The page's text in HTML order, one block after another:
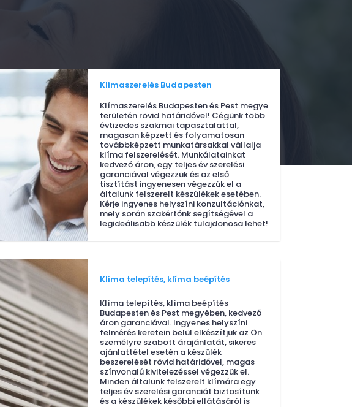
Klímaszerelés Budapesten
Klímaszerelés Budapesten és Pest megye
területén rövid határidővel! Cégünk több
évtizedes szakmai tapasztalattal,
magasan képzett és folyamatosan
továbbképzett munkatársakkal vállalja
klíma felszerelését. Munkálatainkat
kedvező áron, egy teljes év szerelési
garanciával végezzük és az első
tisztítást ingyenesen végezzük el a
általunk felszerelt készülékek esetében.
Kérje ingyenes helyszíni konzultációnkat,
mely során szakértőnk segítségével a
legideálisabb készülék tulajdonosa lehet!
Klíma telepítés, klíma beépítés
Klíma telepítés, klíma beépítés
Budapesten és Pest megyében, kedvező
áron garanciával. Ingyenes helyszíni
felmérés keretein belül elkészítjük az Ön
személyre szabott árajánlatát, sikeres
ajánlattétel esetén a készülék
beszerelését rövid határidővel, magas
színvonalú kivitelezéssel végezzük el.
Minden általunk felszerelt klímára egy
teljes év szerelési garanciát biztosítunk
és a készülékek későbbi ellátásáról is